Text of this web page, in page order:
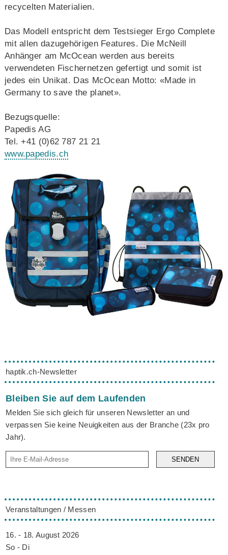
recycelten Materialien.
Das Modell entspricht dem Testsieger Ergo Complete
mit allen dazugehörigen Features. Die McNeill
Anhänger am McOcean werden aus bereits
verwendeten Fischernetzen gefertigt und somit ist
jedes ein Unikat. Das McOcean Motto: «Made in
Germany to save the planet».
Bezugsquelle:
Papedis AG
Tel. +41 (0)62 787 21 21
www.papedis.ch
haptik.ch-Newsletter
Bleiben Sie auf dem Laufenden
Melden Sie sich gleich für unseren Newsletter an und
verpassen Sie keine Neuigkeiten aus der Branche (23x pro
Jahr).
SENDEN
Veranstaltungen / Messen
16. - 18. August 2026
So - Di